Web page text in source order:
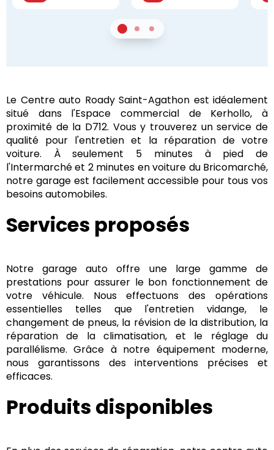
Sur 22Sur 23Sur 2
Le Centre auto Roady Saint-Agathon est idéalement
situé dans l'Espace commercial de Kerhollo, à
proximité de la D712. Vous y trouverez un service de
qualité pour l'entretien et la réparation de votre
voiture. À seulement 5 minutes à pied de
l'Intermarché et 2 minutes en voiture du Bricomarché,
notre garage est facilement accessible pour tous vos
besoins automobiles.
Services proposés
Notre garage auto offre une large gamme de
prestations pour assurer le bon fonctionnement de
votre véhicule. Nous effectuons des opérations
essentielles telles que l'entretien vidange, le
changement de pneus, la révision de la distribution, la
réparation de la climatisation, et le réglage du
parallélisme. Grâce à notre équipement moderne,
nous garantissons des interventions précises et
efficaces.
Produits disponibles